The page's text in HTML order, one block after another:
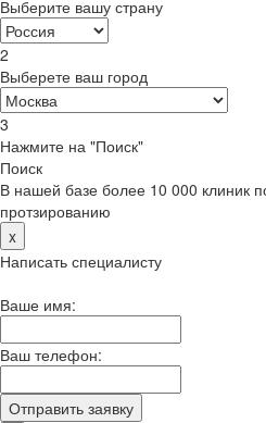
Выберите вашу страну
2
Выберете ваш город
3
Нажмите на "Поиск"
Поиск
В нашей базе более 10 000 клиник
протзированию
x
Написать специалисту
Ваше имя:
Ваш телефон: